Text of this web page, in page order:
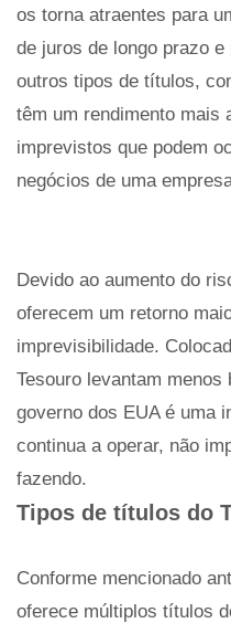
os torna atraentes para
de juros de longo prazo
outros tipos de títulos,
têm um rendimento mais
imprevistos que podem
negócios de uma
Devido ao aumento do
oferecem um retorno
imprevisibilidade.
Tesouro levantam
governo dos EUA é uma
continua a operar, não
fazendo.
Tipos de títulos do
Conforme mencionado
oferece múltiplos títulos